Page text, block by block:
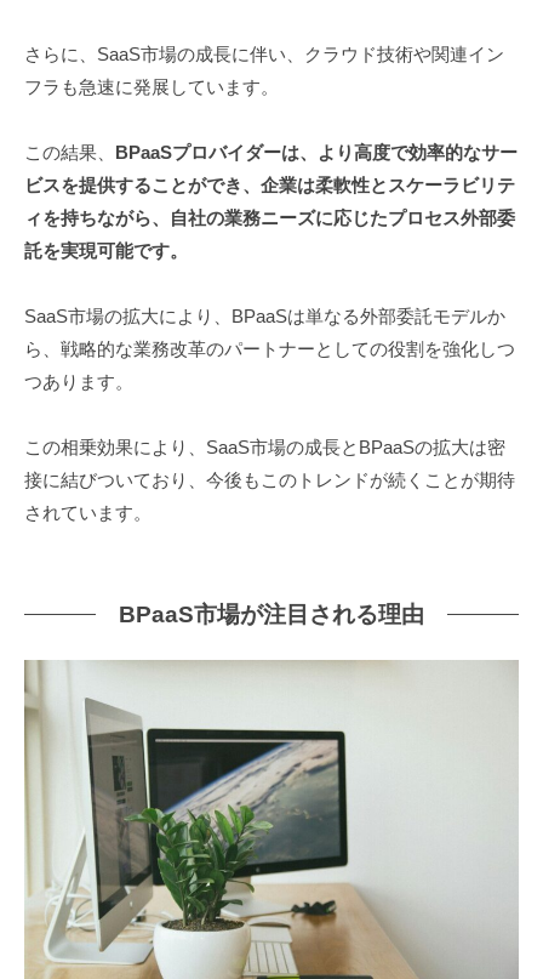
さらに、SaaS市場の成長に伴い、クラウド技術や関連イン
フラも急速に発展しています。
この結果、 BPaaSプロバイダーは、より高度で効率的なサー
ビスを提供することができ、企業は柔軟性とスケーラビリテ
ィを持ちながら、自社の業務ニーズに応じたプロセス外部委
託を実現可能です。
SaaS市場の拡大により、BPaaSは単なる外部委託モデルか
ら、戦略的な業務改革のパートナーとしての役割を強化しつ
つあります。
この相乗効果により、SaaS市場の成長とBPaaSの拡大は密
接に結びついており、今後もこのトレンドが続くことが期待
されています。
BPaaS市場が注目される理由